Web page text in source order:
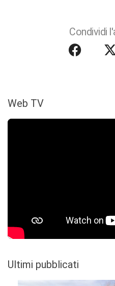
Condividi
Web TV
Ultimi pubblicati